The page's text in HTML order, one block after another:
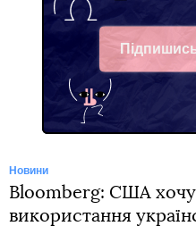
Facebook
Новини
Bloomberg: США
використання